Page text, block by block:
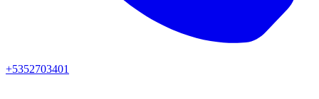
+5352703401